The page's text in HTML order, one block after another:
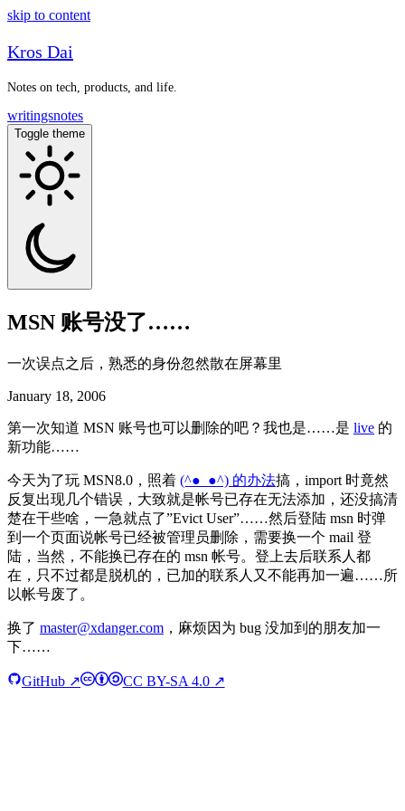
skip to content
Kros Dai
Notes on tech, products, and life.
writingsnotes
Toggle theme
MSN 账号没了……
一次误点之后，熟悉的身份忽然散在屏幕里
January 18, 2006
第一次知道 MSN 账号也可以删除的吧？我也是……是 live 的
新功能……
今天为了玩 MSN8.0，照着 (^●_●^) 的办法搞，import 时竟然
反复出现几个错误，大致就是帐号已存在无法添加，还没搞清
楚在干些啥，一急就点了”Evict User”……然后登陆 msn 时弹
到一个页面说帐号已经被管理员删除，需要换一个 mail 登
陆，当然，不能换已存在的 msn 帐号。登上去后联系人都
在，只不过都是脱机的，已加的联系人又不能再加一遍……所
以帐号废了。
换了 master@xdanger.com ，麻烦因为 bug 没加到的朋友加一
下……
GitHub ↗ CC BY-SA 4.0 ↗